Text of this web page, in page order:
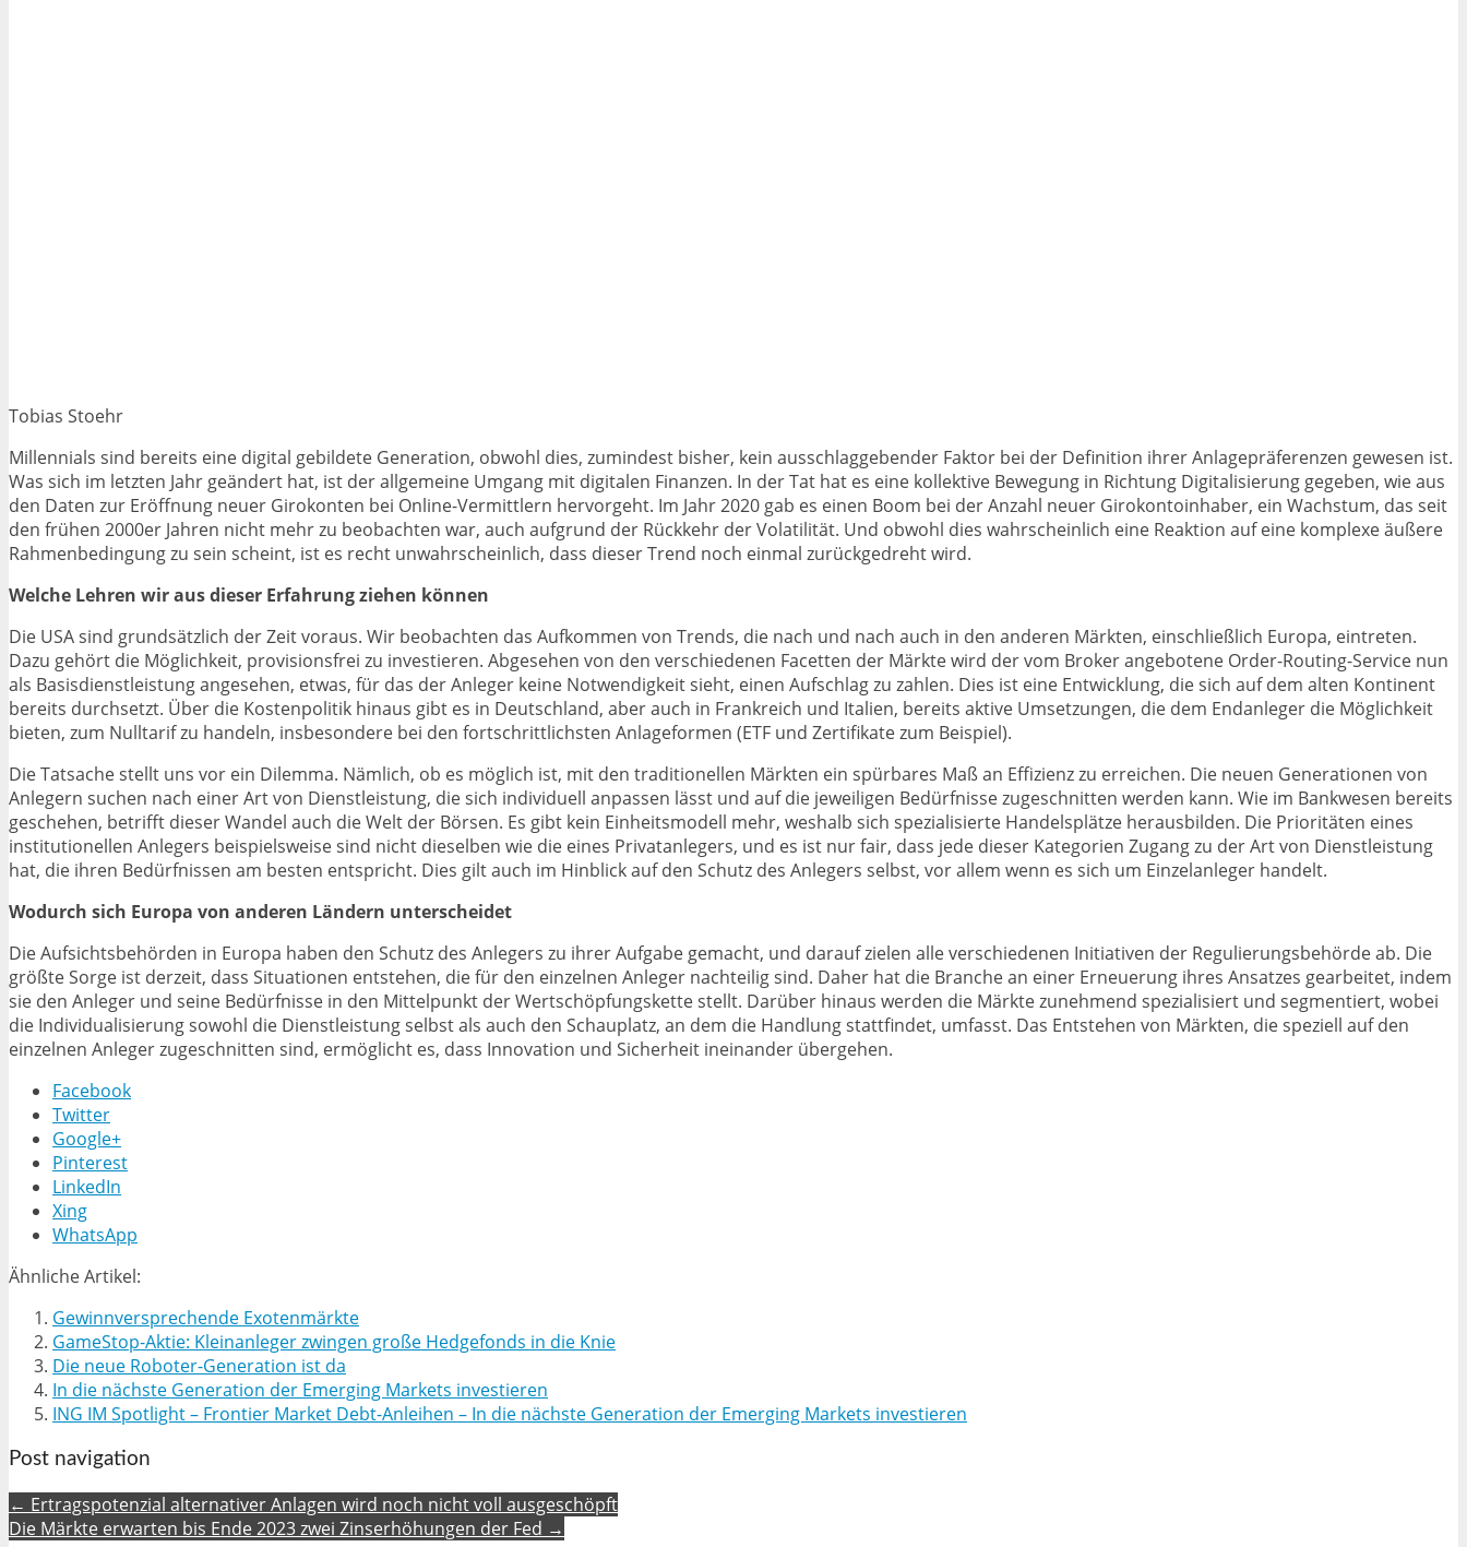
Tobias Stoehr
Millennials sind bereits eine digital gebildete Generation, obwohl dies, zumindest bisher, kein ausschlaggebender Faktor bei der Definition ihrer Anlagepräferenzen gewesen ist.
Was sich im letzten Jahr geändert hat, ist der allgemeine Umgang mit digitalen Finanzen. In der Tat hat es eine kollektive Bewegung in Richtung Digitalisierung gegeben, wie aus
den Daten zur Eröffnung neuer Girokonten bei Online-Vermittlern hervorgeht. Im Jahr 2020 gab es einen Boom bei der Anzahl neuer Girokontoinhaber, ein Wachstum, das seit
den frühen 2000er Jahren nicht mehr zu beobachten war, auch aufgrund der Rückkehr der Volatilität. Und obwohl dies wahrscheinlich eine Reaktion auf eine komplexe äußere
Rahmenbedingung zu sein scheint, ist es recht unwahrscheinlich, dass dieser Trend noch einmal zurückgedreht wird.
Welche Lehren wir aus dieser Erfahrung ziehen können
Die USA sind grundsätzlich der Zeit voraus. Wir beobachten das Aufkommen von Trends, die nach und nach auch in den anderen Märkten, einschließlich Europa, eintreten.
Dazu gehört die Möglichkeit, provisionsfrei zu investieren. Abgesehen von den verschiedenen Facetten der Märkte wird der vom Broker angebotene Order-Routing-Service nun
als Basisdienstleistung angesehen, etwas, für das der Anleger keine Notwendigkeit sieht, einen Aufschlag zu zahlen. Dies ist eine Entwicklung, die sich auf dem alten Kontinent
bereits durchsetzt. Über die Kostenpolitik hinaus gibt es in Deutschland, aber auch in Frankreich und Italien, bereits aktive Umsetzungen, die dem Endanleger die Möglichkeit
bieten, zum Nulltarif zu handeln, insbesondere bei den fortschrittlichsten Anlageformen (ETF und Zertifikate zum Beispiel).
Die Tatsache stellt uns vor ein Dilemma. Nämlich, ob es möglich ist, mit den traditionellen Märkten ein spürbares Maß an Effizienz zu erreichen. Die neuen Generationen von
Anlegern suchen nach einer Art von Dienstleistung, die sich individuell anpassen lässt und auf die jeweiligen Bedürfnisse zugeschnitten werden kann. Wie im Bankwesen bereits
geschehen, betrifft dieser Wandel auch die Welt der Börsen. Es gibt kein Einheitsmodell mehr, weshalb sich spezialisierte Handelsplätze herausbilden. Die Prioritäten eines
institutionellen Anlegers beispielsweise sind nicht dieselben wie die eines Privatanlegers, und es ist nur fair, dass jede dieser Kategorien Zugang zu der Art von Dienstleistung
hat, die ihren Bedürfnissen am besten entspricht. Dies gilt auch im Hinblick auf den Schutz des Anlegers selbst, vor allem wenn es sich um Einzelanleger handelt.
Wodurch sich Europa von anderen Ländern unterscheidet
Die Aufsichtsbehörden in Europa haben den Schutz des Anlegers zu ihrer Aufgabe gemacht, und darauf zielen alle verschiedenen Initiativen der Regulierungsbehörde ab. Die
größte Sorge ist derzeit, dass Situationen entstehen, die für den einzelnen Anleger nachteilig sind. Daher hat die Branche an einer Erneuerung ihres Ansatzes gearbeitet, indem
sie den Anleger und seine Bedürfnisse in den Mittelpunkt der Wertschöpfungskette stellt. Darüber hinaus werden die Märkte zunehmend spezialisiert und segmentiert, wobei
die Individualisierung sowohl die Dienstleistung selbst als auch den Schauplatz, an dem die Handlung stattfindet, umfasst. Das Entstehen von Märkten, die speziell auf den
einzelnen Anleger zugeschnitten sind, ermöglicht es, dass Innovation und Sicherheit ineinander übergehen.
Facebook
Twitter
Google+
Pinterest
LinkedIn
Xing
WhatsApp
Ähnliche Artikel:
Gewinnversprechende Exotenmärkte
GameStop-Aktie: Kleinanleger zwingen große Hedgefonds in die Knie
Die neue Roboter-Generation ist da
In die nächste Generation der Emerging Markets investieren
ING IM Spotlight – Frontier Market Debt-Anleihen – In die nächste Generation der Emerging Markets investieren
Post navigation
← Ertragspotenzial alternativer Anlagen wird noch nicht voll ausgeschöpft
Die Märkte erwarten bis Ende 2023 zwei Zinserhöhungen der Fed →